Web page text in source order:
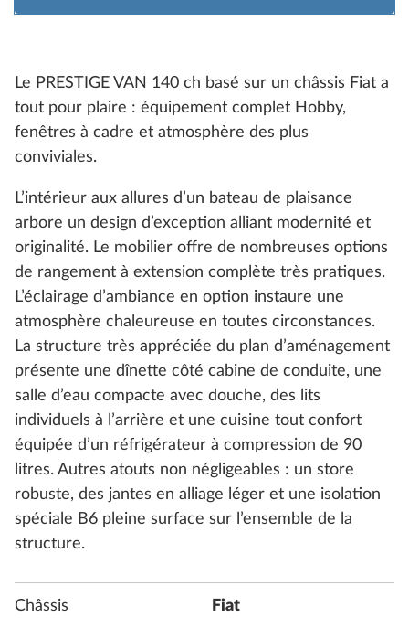
Le PRESTIGE VAN 140 ch basé sur un châssis Fiat a
tout pour plaire : équipement complet Hobby,
fenêtres à cadre et atmosphère des plus
conviviales.
L’intérieur aux allures d’un bateau de plaisance
arbore un design d’exception alliant modernité et
originalité. Le mobilier offre de nombreuses options
de rangement à extension complète très pratiques.
L’éclairage d’ambiance en option instaure une
atmosphère chaleureuse en toutes circonstances.
La structure très appréciée du plan d’aménagement
présente une dînette côté cabine de conduite, une
salle d’eau compacte avec douche, des lits
individuels à l’arrière et une cuisine tout confort
équipée d’un réfrigérateur à compression de 90
litres. Autres atouts non négligeables : un store
robuste, des jantes en alliage léger et une isolation
spéciale B6 pleine surface sur l’ensemble de la
structure.
Châssis Fiat